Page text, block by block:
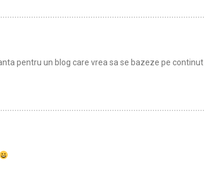
pentru un blog care vrea sa se bazeze pe continut